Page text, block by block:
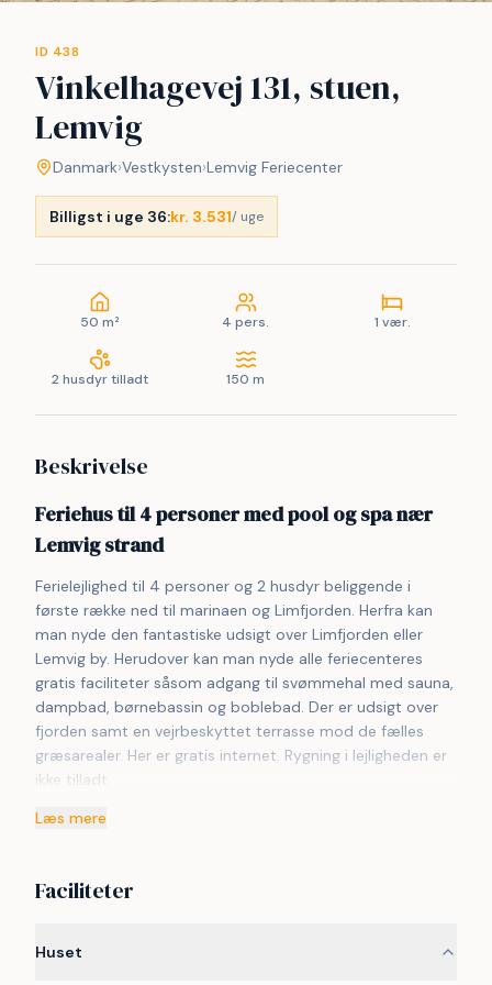
ID 438
Vinkelhagevej 131, stuen,
Lemvig
Danmark›Vestkysten›Lemvig Feriecenter
Billigst i uge 36:kr. 3.531/ uge
50 m² 4 pers. 1 vær.
2 husdyr tilladt 150 m
Beskrivelse
Feriehus til 4 personer med pool og spa nær
Lemvig strand
Ferielejlighed til 4 personer og 2 husdyr beliggende i
første række ned til marinaen og Limfjorden. Herfra kan
man nyde den fantastiske udsigt over Limfjorden eller
Lemvig by. Herudover kan man nyde alle feriecenteres
gratis faciliteter såsom adgang til svømmehal med sauna,
dampbad, børnebassin og boblebad. Der er udsigt over
fjorden samt en vejrbeskyttet terrasse mod de fælles
græsarealer. Her er gratis internet. Rygning i lejligheden er
ikke tilladt.
Lejlighedens indretning
køle/fryseskab. Der er naturligvis også et spisebord med
hvorfra man kan se følgende kanaler: DR, TV2 samt tysk
Læs mere
Faciliteter
Huset